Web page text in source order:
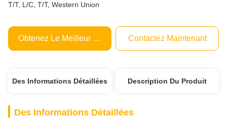
T/T, L/C, T/T, Western Union
Obtenez Le Meilleur Prix Contactez Maintenant
Des Informations Détaillées Description Du Produit
Des Informations Détaillées